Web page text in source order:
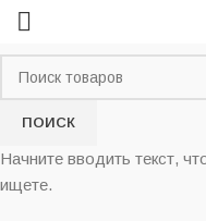
ПОИСК
Начните вводить текст,
ищете.